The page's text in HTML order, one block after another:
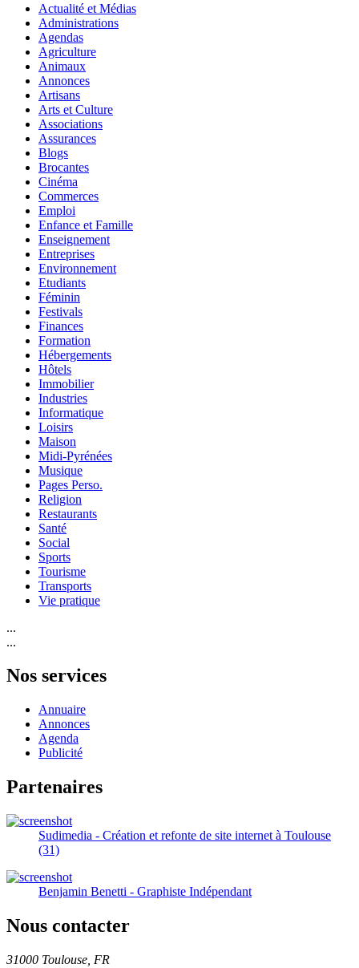
Actualité et Médias
Administrations
Agendas
Agriculture
Animaux
Annonces
Artisans
Arts et Culture
Associations
Assurances
Blogs
Brocantes
Cinéma
Commerces
Emploi
Enfance et Famille
Enseignement
Entreprises
Environnement
Etudiants
Féminin
Festivals
Finances
Formation
Hébergements
Hôtels
Immobilier
Industries
Informatique
Loisirs
Maison
Midi-Pyrénées
Musique
Pages Perso.
Religion
Restaurants
Santé
Social
Sports
Tourisme
Transports
Vie pratique
...
...
Nos services
Annuaire
Annonces
Agenda
Publicité
Partenaires
Sudimedia - Création et refonte de site internet à Toulouse
(31)
Benjamin Benetti - Graphiste Indépendant
Nous contacter
31000 Toulouse, FR